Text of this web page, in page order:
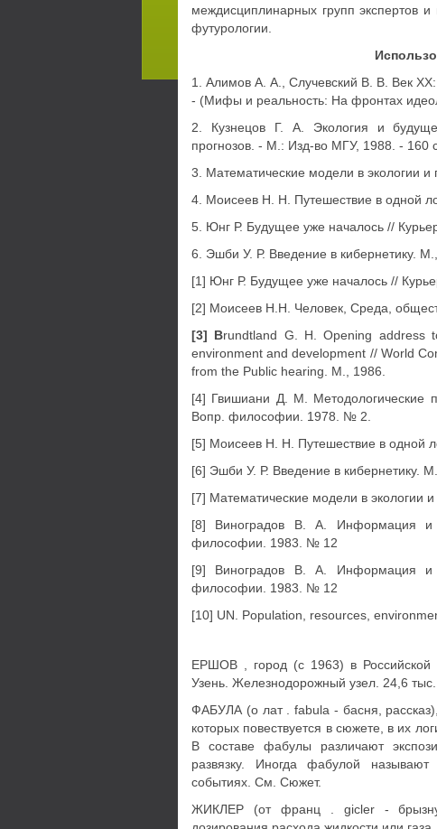
междисциплинарных групп экспертов
футурологии.
1. Алимов А. А., Случевский В. В. Век
- (Мифы и реальность: На фронтах
2. Кузнецов Г. А. Экология и
прогнозов. - М.: Изд-во МГУ, 1988. - 160
3. Математические модели в экологии и
4. Моисеев Н. Н. Путешествие в одной
5. Юнг Р. Будущее уже началось //
6. Эшби У. Р. Введение в кибернетику.
[1] Юнг Р. Будущее уже началось //
[2] Моисеев Н.Н. Человек, Среда,
[3] Brundtland G. H. Opening address
environment and development // World
from the Public hearing. M., 1986.
[4] Гвишиани Д. М. Методологические
Вопр. философии. 1978. № 2.
[5] Моисеев Н. Н. Путешествие в одной
[6] Эшби У. Р. Введение в кибернетику.
[7] Математические модели в экологии и
[8] Виноградов В. А. Информация и
философии. 1983. № 12
[9] Виноградов В. А. Информация и
философии. 1983. № 12
[10] UN. Population, resources,
ЕРШОВ , город (с 1963) в Российской
Узень. Железнодорожный узел. 24,6
ФАБУЛА (о лат . fabula - басня,
которых повествуется в сюжете, в их
В составе фабулы различают
развязку. Иногда фабулой
событиях. См. Сюжет.
ЖИКЛЕР (от франц . gicler -